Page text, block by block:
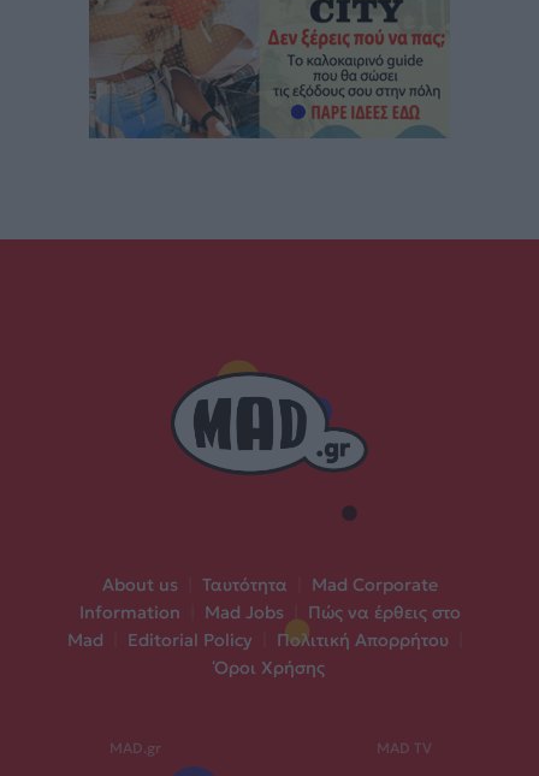
About us Ταυτότητα
Mad Corporate
Information
Mad Jobs
Πώς να έρθεις στο
Mad
Editorial Policy Πολιτική Απορρήτου
Όροι Χρήσης
MAD.gr MAD TV